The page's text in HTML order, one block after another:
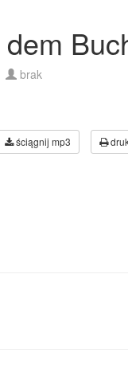
brak
ściągnij mp3